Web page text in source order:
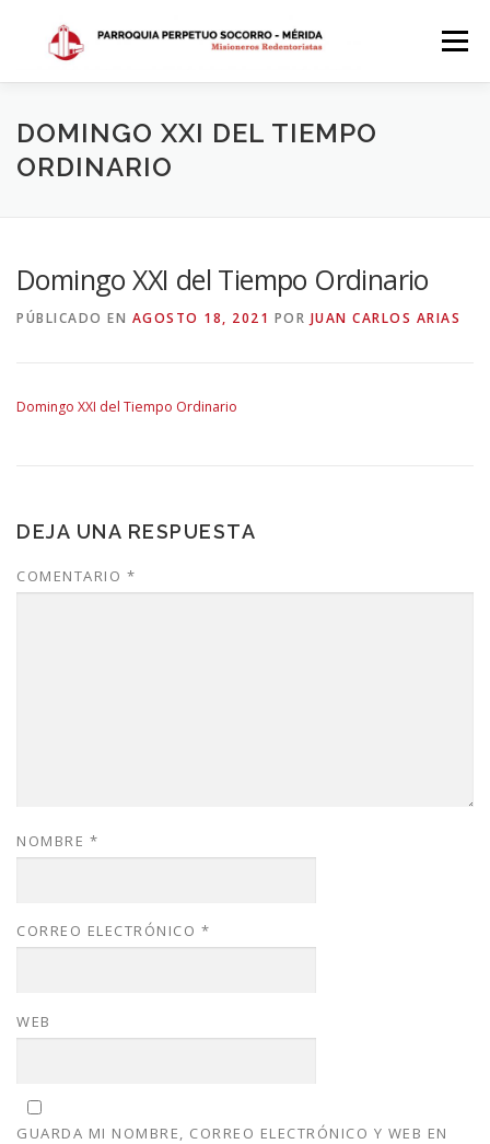
contenido
Menú
INICIO DÓNDE ESTAMOS HISTORIA
SACRAMENTOS CALENDARIO PARROQUIAL 2024
DOMINGO XXI DEL TIEMPO
ORDINARIO
Domingo XXI del Tiempo Ordinario
PÚBLICADO EN AGOSTO 18, 2021 POR JUAN CARLOS ARIAS
Domingo XXI del Tiempo Ordinario
DEJA UNA RESPUESTA
COMENTARIO *
NOMBRE *
CORREO ELECTRÓNICO *
WEB
GUARDA MI NOMBRE, CORREO ELECTRÓNICO Y WEB EN